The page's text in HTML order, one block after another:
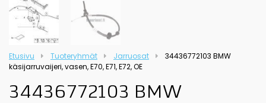
Etusivu Tuoteryhmät Jarruosat
34436772103 BMW
käsijarruvaijeri, vasen, E70, E71, E72, OE
34436772103 BMW